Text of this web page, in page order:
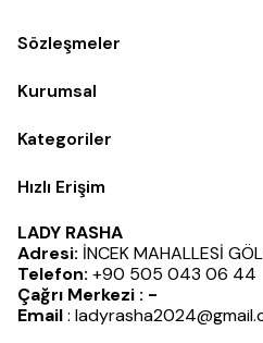
Sözleşmeler
Kurumsal
Kategoriler
Hızlı Erişim
LADY RASHA
Adresi: İNCEK MAHALLESİ
Telefon: +90 505 043 06 44
Çağrı Merkezi : -
Email: